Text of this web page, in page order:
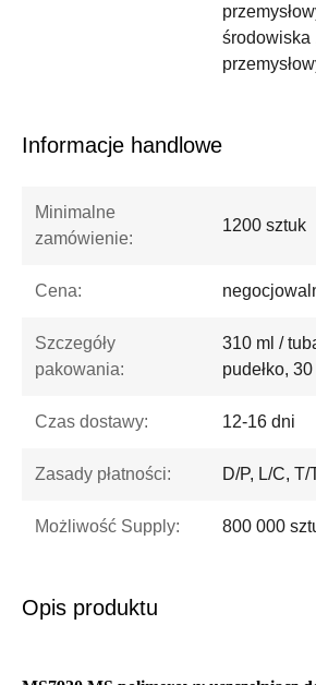
środowiska
Informacje handlowe
Minimalne
zamówienie:
1200 sztuk
Cena:
Szczegóły
pakowania:
310 ml /
pudełko,
Czas dostawy: 12-16 dni
Zasady płatności: D/P, L/C, T/
Możliwość Supply: 800 000
Opis produktu